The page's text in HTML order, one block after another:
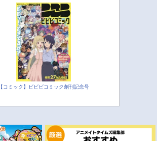
【コミック】ビビビコミック創刊記念号